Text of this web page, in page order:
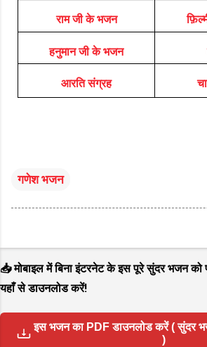
राम जी के भजन
हनुमान जी के भजन
आरति संग्रह
गणेश भजन
📥 मोबाइल में बिना इंटरनेट के इस पूरे सुंदर भजन
यहाँ से डाउनलोड करें!
इस भजन का PDF डाउनलोड करें ( सुंदर
)